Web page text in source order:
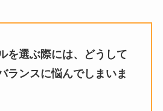
を選ぶ際には、どうして
ランスに悩んでしまいま